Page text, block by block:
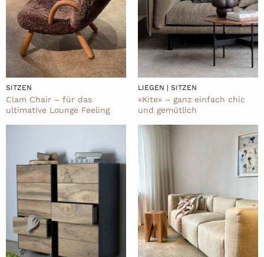
SITZEN
Clam Chair – für das
ultimative Lounge Feeling
LIEGEN | SITZEN
«Kite» – ganz einfach chic
und gemütlich